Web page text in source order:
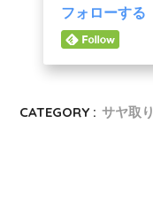
フォローする
CATEGORY : サヤ取り